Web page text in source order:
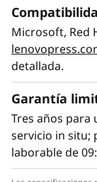
Preparado
El
eficiencia
cargas de
masivo
Microsoft, Red
detallada.
Garantía
Tres años para
servicio in situ;
laborable de